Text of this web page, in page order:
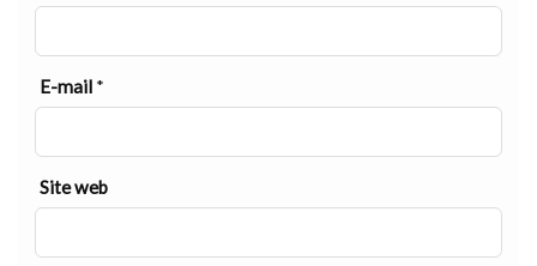
E-mail *
Site web